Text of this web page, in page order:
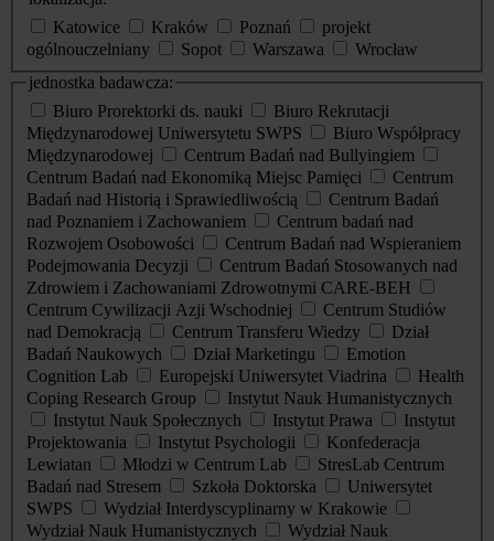
Katowice
Kraków Poznań
projekt
ogólnouczelniany
Sopot Warszawa
Wrocław
jednostka badawcza:
Biuro Prorektorki ds. nauki
Biuro Rekrutacji
Międzynarodowej Uniwersytetu SWPS
Biuro Współpracy
Międzynarodowej
Centrum Badań nad Bullyingiem
Centrum Badań nad Ekonomiką Miejsc Pamięci
Centrum
Badań nad Historią i Sprawiedliwością
Centrum Badań
nad Poznaniem i Zachowaniem
Centrum badań nad
Rozwojem Osobowości
Centrum Badań nad Wspieraniem
Podejmowania Decyzji
Centrum Badań Stosowanych nad
Zdrowiem i Zachowaniami Zdrowotnymi CARE-BEH
Centrum Cywilizacji Azji Wschodniej
Centrum Studiów
nad Demokracją
Centrum Transferu Wiedzy
Dział
Badań Naukowych
Dział Marketingu
Emotion
Cognition Lab
Europejski Uniwersytet Viadrina
Health
Coping Research Group
Instytut Nauk Humanistycznych
Instytut Nauk Społecznych
Instytut Prawa
Instytut
Projektowania
Instytut Psychologii
Konfederacja
Lewiatan
Młodzi w Centrum Lab
StresLab Centrum
Badań nad Stresem
Szkoła Doktorska
Uniwersytet
SWPS
Wydział Interdyscyplinarny w Krakowie
Wydział Nauk Humanistycznych
Wydział Nauk